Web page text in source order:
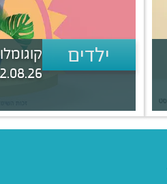
ילדים
קוגומלו
| 17:30 - 18:30